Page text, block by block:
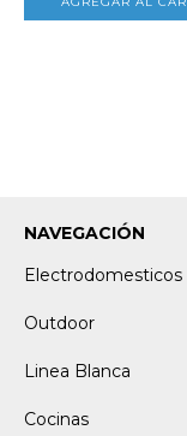
NAVEGACIÓN
Electrodomesticos
Outdoor
Linea Blanca
Cocinas